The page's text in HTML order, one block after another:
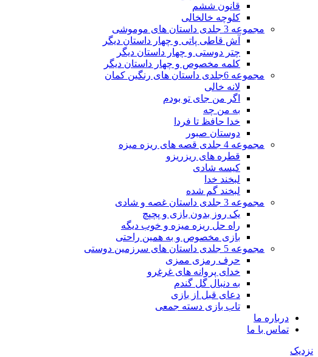
قانون ششم
کلوچه خالخالی
مجموعه 3 جلدی داستان های موموشی
آش قاطی پاتی و چهار داستان دیگر
چتر دوستی و چهار داستان دیگر
کلمه مخصوص و چهار داستان دیگر
مجموعه 6جلدی داستان های رنگین کمان
لانه خالی
اگر من جای تو بودم
به من چه
خدا حافظ تا فردا
دوستان صبور
مجموعه 4 جلدی قصه های ریزه میزه
قطره های ریزریزو
کیسه شادی
لبخند خدا
لبخند گم شده
مجموعه 3 جلدی داستان غصه و شادی
یک روز بدون بازی و پچپچ
راه حل ریزه میزه و خوب دیگه
بازی مخصوص و به همین راحتی
مجموعه 5 جلدی داستان های سرزمین دوستی
حرف رمزی ممزی
خدای پروانه های غرغرو
به دنبال گل گندم
دعای قبل از بازی
تاب بازی دسته جمعی
درباره ما
تماس با ما
نزدیک